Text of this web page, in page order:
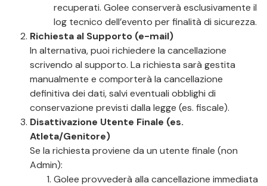
recuperati. Golee conserverà esclusivamente il
log tecnico dell’evento per finalità di sicurezza.
Richiesta al Supporto (e-mail)
In alternativa, puoi richiedere la cancellazione
scrivendo al supporto. La richiesta sarà gestita
manualmente e comporterà la cancellazione
definitiva dei dati, salvi eventuali obblighi di
conservazione previsti dalla legge (es. fiscale).
Disattivazione Utente Finale (es.
Atleta/Genitore)
Se la richiesta proviene da un utente finale (non
Admin):
Golee provvederà alla cancellazione immediata